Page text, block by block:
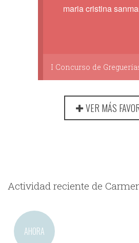
maria cristina
I Concurso de
VER MÁS
Actividad reciente de
AHORA